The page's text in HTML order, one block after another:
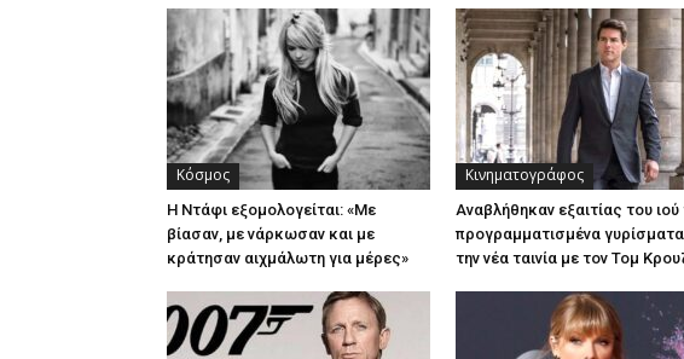
Κόσμος
H Ντάφι εξομολογείται: «Με
βίασαν, με νάρκωσαν και με
κράτησαν αιχμάλωτη για μέρες»
Κινηματογράφος
Αναβλήθηκαν εξαιτίας του ιού
προγραμματισμένα γυρίσματα
την νέα ταινία με τον Τομ